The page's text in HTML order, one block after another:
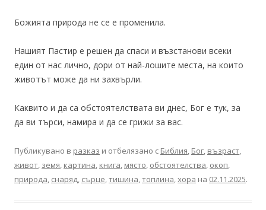
Божията природа не се е променила.
Нашият Пастир е решен да спаси и възстанови всеки
един от нас лично, дори от най-лошите места, на които
животът може да ни захвърли.
Каквито и да са обстоятелствата ви днес, Бог е тук, за
да ви търси, намира и да се грижи за вас.
Публикувано в разказ и отбелязано с Библия, Бог, възраст,
живот, земя, картина, книга, място, обстоятелства, окоп,
природа, снаряд, сърце,тишина,топлина,хора на 02.11.2025.